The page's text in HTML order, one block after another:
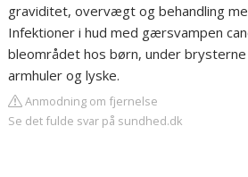
graviditet, overvægt og behandling
Infektioner i hud med gærsvampen
bleområdet hos børn, under
armhuler og lyske.
Anmodning om fjernelse
Se det fulde svar på sundhed.dk